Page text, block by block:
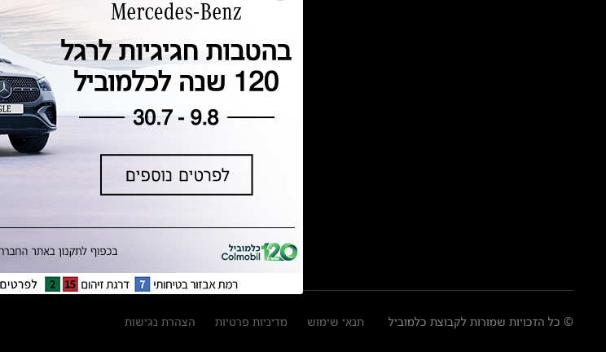
מגזין מרצדס-בנץ
ספרי רכב מרצדס-בנץ
נתוני זיהום אוויר וצריכת דלק וחשמל
נתוני תווית צמיגים
מחירון חלפים
הודעה על הטבות לרכבי מרצדס בהסדר
© כל הזכויות שמורות לקבוצת כלמוביל תנאי שימוש מדיניות פרטיות הצהרת נגישות